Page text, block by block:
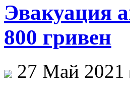
Эвакуация
800 гривен
27 Май 2021